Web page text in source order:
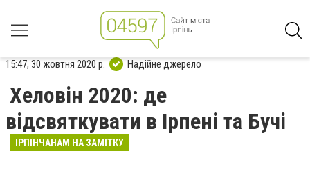
15:47, 30 жовтня 2020 р. Надійне джерело
Хеловін 2020: де
відсвяткувати в Ірпені та Бучі
ІРПІНЧАНАМ НА ЗАМІТКУ